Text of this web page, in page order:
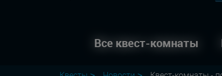
Все квест-комнаты